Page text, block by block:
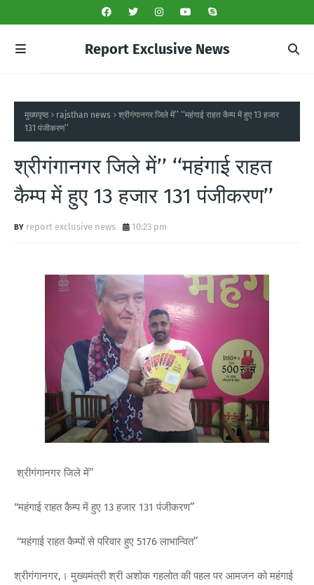
Report Exclusive News
मुख्यपृष्ठ rajsthan news
श्रीगंगानगर जिले में’’ ‘‘महंगाई राहत कैम्प में हुए 13 हजार
131 पंजीकरण’’
श्रीगंगानगर जिले में’’ ‘‘महंगाई राहत
कैम्प में हुए 13 हजार 131 पंजीकरण’’
report exclusive news 10:23 pm
श्रीगंगानगर जिले में’’
‘‘महंगाई राहत कैम्प में हुए 13 हजार 131 पंजीकरण’’
‘‘महंगाई राहत कैम्पों से परिवार हुए 5176 लाभान्वित’’
श्रीगंगानगर,। मुख्यमंत्री श्री अशोक गहलोत की पहल पर आमजन को महंगाई